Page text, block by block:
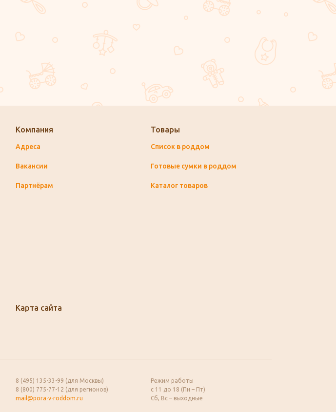
Компания
Адреса
Вакансии
Партнёрам
Товары
Список в роддом
Готовые сумки в роддом
Каталог товаров
Карта сайта
8 (495) 135-33-99 (для Москвы)
8 (800) 775-77-12 (для регионов)
mail@pora-v-roddom.ru
Режим работы
с 11 до 18 (Пн – Пт)
Сб, Вс – выходные